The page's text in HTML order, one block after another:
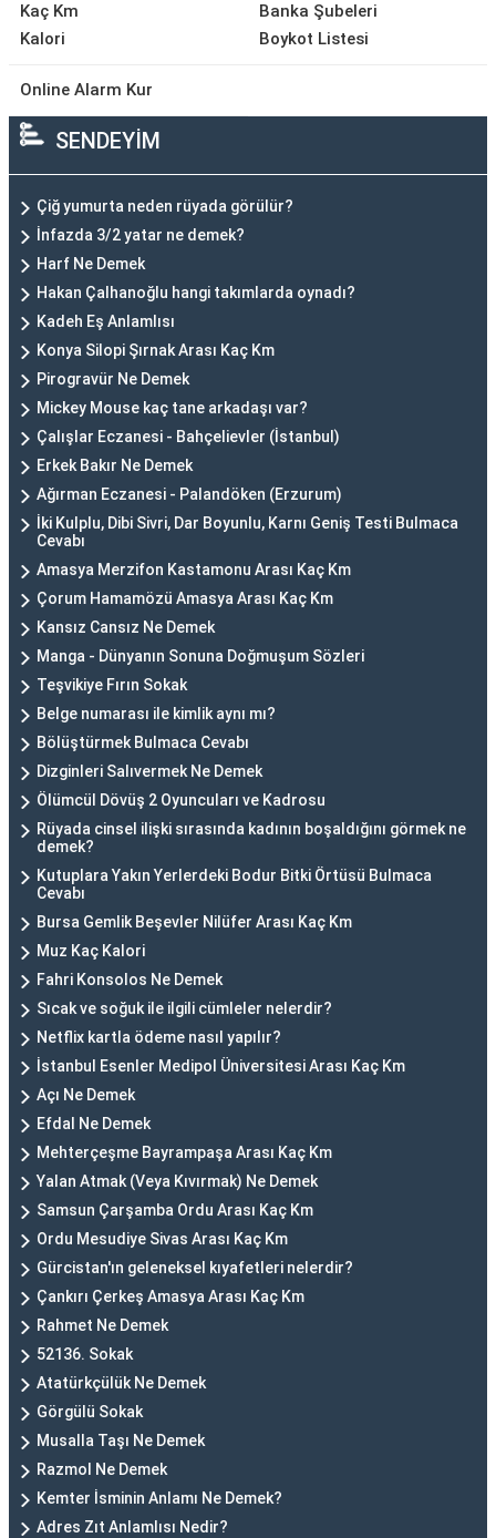
Kaç Km
Kalori
Banka Şubeleri
Boykot Listesi
Online Alarm Kur
SENDEYİM
Çiğ yumurta neden rüyada görülür?
İnfazda 3/2 yatar ne demek?
Harf Ne Demek
Hakan Çalhanoğlu hangi takımlarda oynadı?
Kadeh Eş Anlamlısı
Konya Silopi Şırnak Arası Kaç Km
Pirogravür Ne Demek
Mickey Mouse kaç tane arkadaşı var?
Çalışlar Eczanesi - Bahçelievler (İstanbul)
Erkek Bakır Ne Demek
Ağırman Eczanesi - Palandöken (Erzurum)
İki Kulplu, Dibi Sivri, Dar Boyunlu, Karnı Geniş Testi Bulmaca
Cevabı
Amasya Merzifon Kastamonu Arası Kaç Km
Çorum Hamamözü Amasya Arası Kaç Km
Kansız Cansız Ne Demek
Manga - Dünyanın Sonuna Doğmuşum Sözleri
Teşvikiye Fırın Sokak
Belge numarası ile kimlik aynı mı?
Bölüştürmek Bulmaca Cevabı
Dizginleri Salıvermek Ne Demek
Ölümcül Dövüş 2 Oyuncuları ve Kadrosu
Rüyada cinsel ilişki sırasında kadının boşaldığını görmek ne
demek?
Kutuplara Yakın Yerlerdeki Bodur Bitki Örtüsü Bulmaca
Cevabı
Bursa Gemlik Beşevler Nilüfer Arası Kaç Km
Muz Kaç Kalori
Fahri Konsolos Ne Demek
Sıcak ve soğuk ile ilgili cümleler nelerdir?
Netflix kartla ödeme nasıl yapılır?
İstanbul Esenler Medipol Üniversitesi Arası Kaç Km
Açı Ne Demek
Efdal Ne Demek
Mehterçeşme Bayrampaşa Arası Kaç Km
Yalan Atmak (Veya Kıvırmak) Ne Demek
Samsun Çarşamba Ordu Arası Kaç Km
Ordu Mesudiye Sivas Arası Kaç Km
Gürcistan'ın geleneksel kıyafetleri nelerdir?
Çankırı Çerkeş Amasya Arası Kaç Km
Rahmet Ne Demek
52136. Sokak
Atatürkçülük Ne Demek
Görgülü Sokak
Musalla Taşı Ne Demek
Razmol Ne Demek
Kemter İsminin Anlamı Ne Demek?
Adres Zıt Anlamlısı Nedir?